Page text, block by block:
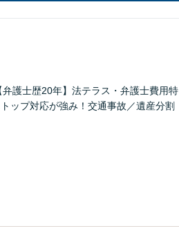
護士歴20年】法テラス・弁護士費用特
ップ対応が強み！交通事故／遺産分割